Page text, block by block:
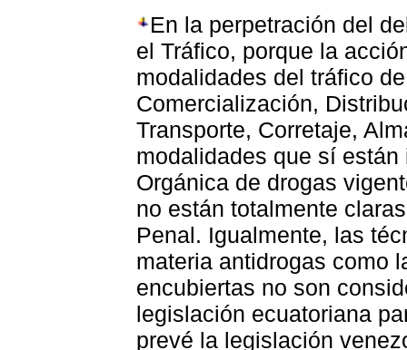
En la perpetración del
el Tráfico, porque la
modalidades del tráfico
Comercialización,
Transporte, Corretaje,
modalidades que sí
Orgánica de drogas
no están totalmente
Penal. Igualmente, las
materia antidrogas como
encubiertas no son
legislación ecuatoriana
prevé la legislación